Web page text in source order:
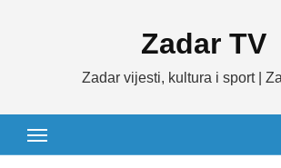
Zadar TV
Zadar vijesti, kultura i sport |